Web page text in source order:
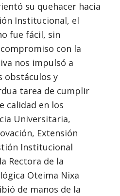
su quehacer hacia
Institucional, el
fue fácil, sin
con la
nos impulsó a
obstáculos y
tarea de cumplir
calidad en los
Universitaria,
Extensión
Institucional
Rectora de la
Oteima Nixa
de manos de la